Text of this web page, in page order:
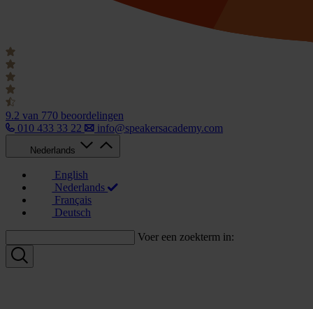
9.2 van 770 beoordelingen
010 433 33 22
info@speakersacademy.com
Nederlands
English
Nederlands
Français
Deutsch
Voer een zoekterm in: